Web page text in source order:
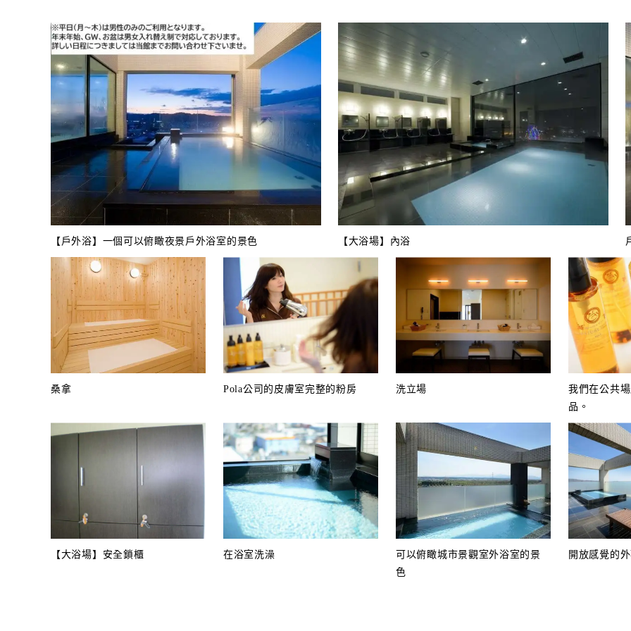
【戶外浴】一個可以俯瞰夜景戶外浴室的景色 【大浴場】內浴
桑拿 Pola公司的皮膚室完整的粉房 洗立場
我們在公共
品。
【大浴場】安全鎖櫃 在浴室洗澡
可以俯瞰城市景觀室外浴室的景
色
開放感覺的